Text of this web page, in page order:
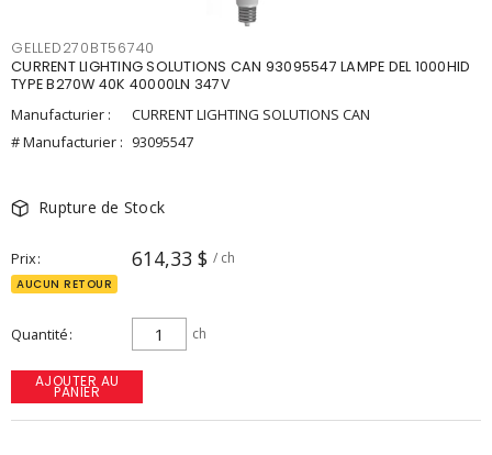
GELLED270BT56740
CURRENT LIGHTING SOLUTIONS CAN 93095547 LAMPE DEL 1000HID
TYPE B270W 40K 40000LN 347V
Manufacturier :
CURRENT LIGHTING SOLUTIONS CAN
# Manufacturier : 93095547
Rupture de Stock
Prix 614,33 $ / ch
AUCUN RETOUR
Quantité ch
AJOUTER AU
PANIER